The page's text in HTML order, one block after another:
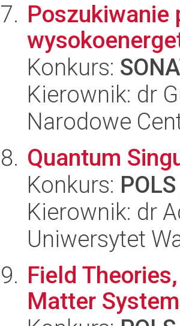
Poszukiwanie
Konkurs:
Kierownik: dr
Narodowe
Quantum
Konkurs: POLS
Kierownik: dr
Uniwersytet
Field
Matter